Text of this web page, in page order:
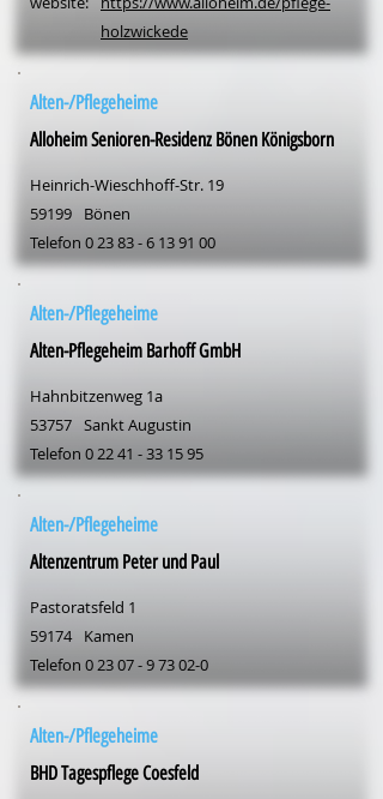
holzwickede
Alten-/Pflegeheime
Alloheim Senioren-Residenz Bönen Königsborn
Heinrich-Wieschhoff-Str. 19
59199
Bönen
Telefon 0 23 83 - 6 13 91 00
Alten-/Pflegeheime
Alten-Pflegeheim Barhoff GmbH
Hahnbitzenweg 1a
53757 Sankt Augustin
Telefon 0 22 41 - 33 15 95
Alten-/Pflegeheime
Altenzentrum Peter und Paul
Pastoratsfeld 1
59174
Kamen
Telefon 0 23 07 - 9 73 02-0
Alten-/Pflegeheime
BHD Tagespflege Coesfeld